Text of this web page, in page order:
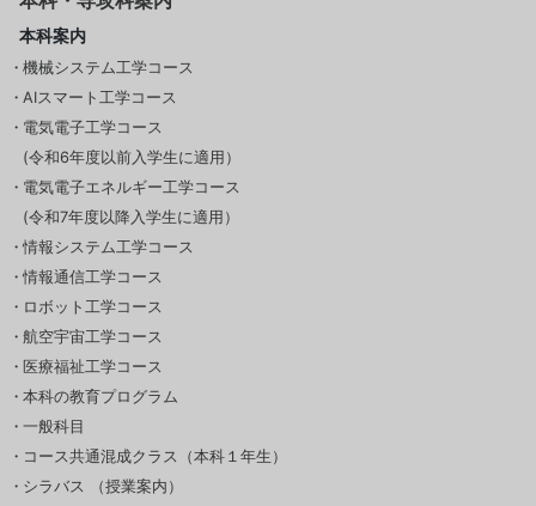
本科案内
機械システム工学コース
AIスマート工学コース
電気電子工学コース
(令和6年度以前入学生に適用）
電気電子エネルギー工学コース
(令和7年度以降入学生に適用）
情報システム工学コース
情報通信工学コース
ロボット工学コース
航空宇宙工学コース
医療福祉工学コース
本科の教育プログラム
一般科目
コース共通混成クラス（本科１年生）
シラバス （授業案内）